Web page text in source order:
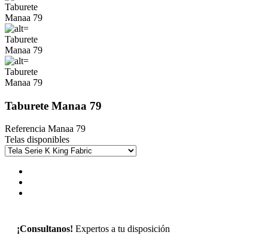
Taburete Manaa 79
Referencia Manaa 79
Telas disponibles
¡Consultanos! Expertos a tu disposición